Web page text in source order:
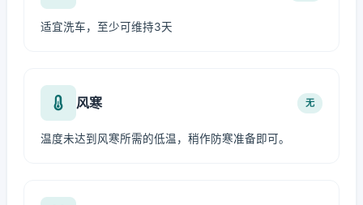
适宜洗车，至少可维持3天
风寒 无
温度未达到风寒所需的低温，稍作防寒准备即可。